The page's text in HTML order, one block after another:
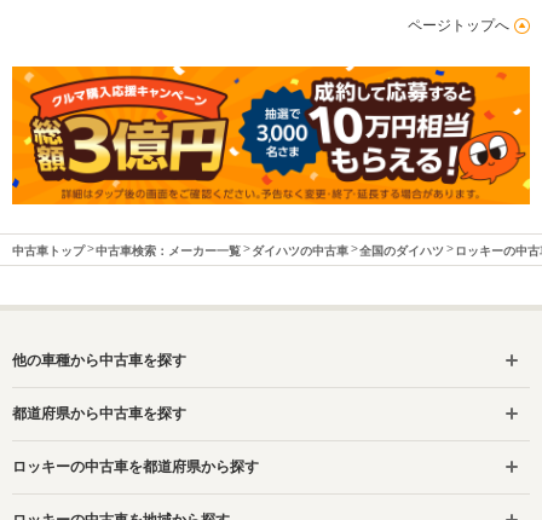
ページトップへ
中古車トップ 中古車検索：メーカー一覧 ダイハツの中古車 全国のダイハツ ロッキーの中古
他の車種から中古車を探す
都道府県から中古車を探す
ロッキーの中古車を都道府県から探す